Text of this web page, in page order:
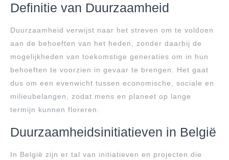
Definitie van Duurzaamheid
Duurzaamheid verwijst naar het streven om te voldoen
aan de behoeften van het heden, zonder daarbij de
mogelijkheden van toekomstige generaties om in hun
behoeften te voorzien in gevaar te brengen. Het gaat
dus om een evenwicht tussen economische, sociale en
milieubelangen, zodat mens en planeet op lange
termijn kunnen floreren.
Duurzaamheidsinitiatieven in België
In België zijn er tal van initiatieven en projecten die